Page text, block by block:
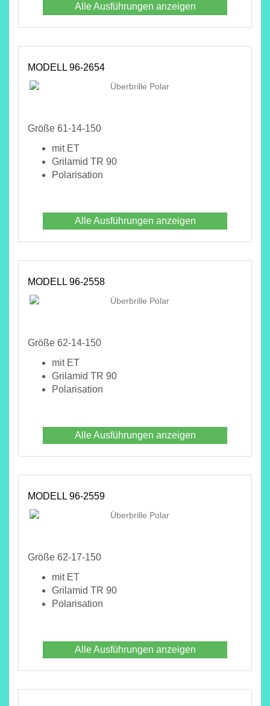
Alle Ausführungen anzeigen
MODELL 96-2654
Größe 61-14-150
mit ET
Grilamid TR 90
Polarisation
Alle Ausführungen anzeigen
MODELL 96-2558
Größe 62-14-150
mit ET
Grilamid TR 90
Polarisation
Alle Ausführungen anzeigen
MODELL 96-2559
Größe 62-17-150
mit ET
Grilamid TR 90
Polarisation
Alle Ausführungen anzeigen